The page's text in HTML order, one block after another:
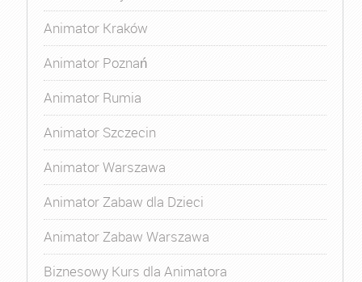
Animator Kraków
Animator Poznań
Animator Rumia
Animator Szczecin
Animator Warszawa
Animator Zabaw dla Dzieci
Animator Zabaw Warszawa
Biznesowy Kurs dla Animatora